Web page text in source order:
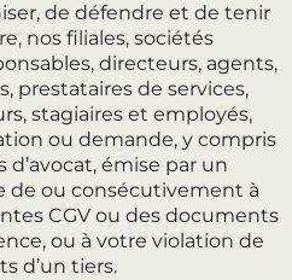
de défendre et de tenir
nos filiales, sociétés
directeurs, agents,
prestataires de services,
stagiaires et employés,
ou demande, y compris
émise par un
de ou consécutivement à
CGV ou des documents
ou à votre violation de
d’un tiers.